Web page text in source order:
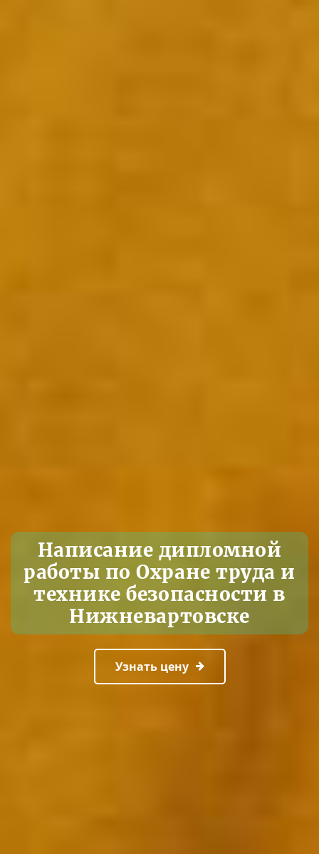
Написание дипломной
работы по Охране труда и
технике безопасности в
Нижневартовске
Узнать цену